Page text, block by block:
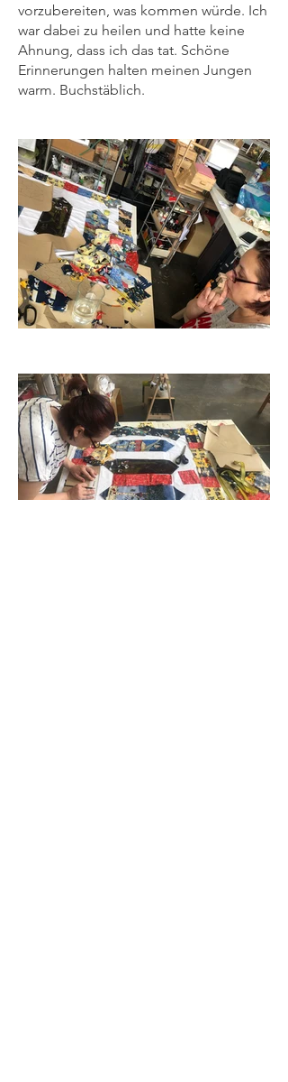
vorzubereiten, was kommen würde. Ich
war dabei zu heilen und hatte keine
Ahnung, dass ich das tat. Schöne
Erinnerungen halten meinen Jungen
warm. Buchstäblich.